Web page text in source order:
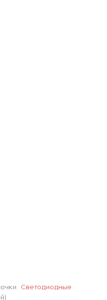
Светодиодные